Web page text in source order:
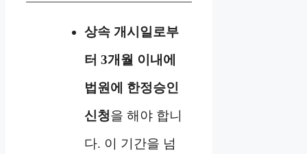
상속 개시일로부
터 3개월 이내에
법원에 한정승인
신청을 해야 합니
다. 이 기간을 넘